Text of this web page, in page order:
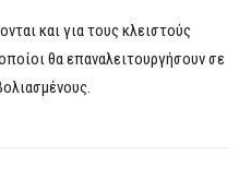
και για τους κλειστούς
θα επαναλειτουργήσουν σε